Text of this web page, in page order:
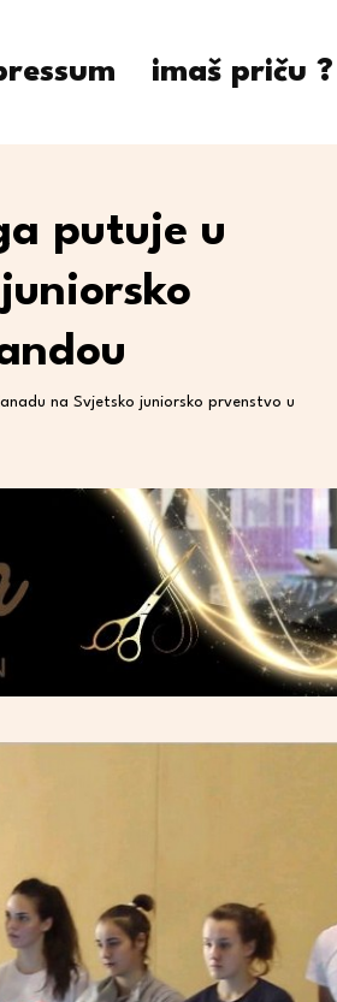
imaš priču ?
putuje u
na Svjetsko juniorsko prvenstvo u